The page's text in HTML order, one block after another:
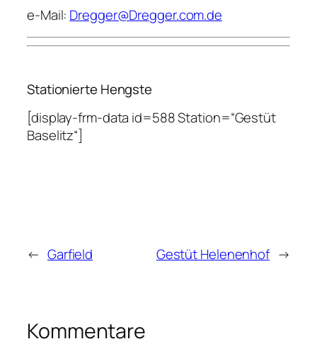
e-Mail: Dregger@Dregger.com.de
Stationierte Hengste
[display-frm-data id=588 Station=“Gestüt
Baselitz“]
← Garfield Gestüt Helenenhof →
Kommentare